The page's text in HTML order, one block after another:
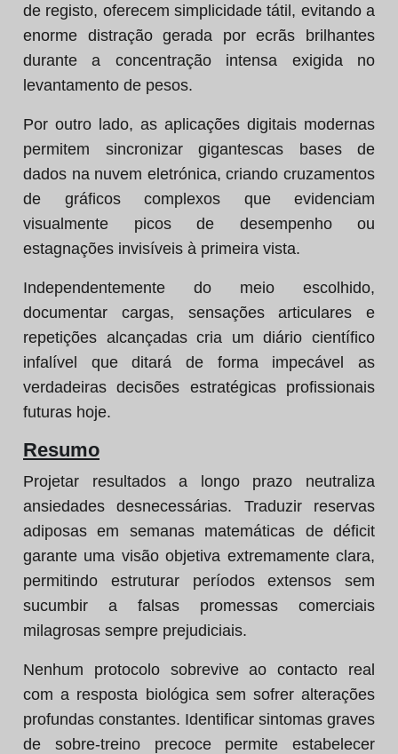
de registo, oferecem simplicidade tátil, evitando a
enorme distração gerada por ecrãs brilhantes
durante a concentração intensa exigida no
levantamento de pesos.
Por outro lado, as aplicações digitais modernas
permitem sincronizar gigantescas bases de
dados na nuvem eletrónica, criando cruzamentos
de gráficos complexos que evidenciam
visualmente picos de desempenho ou
estagnações invisíveis à primeira vista.
Independentemente do meio escolhido,
documentar cargas, sensações articulares e
repetições alcançadas cria um diário científico
infalível que ditará de forma impecável as
verdadeiras decisões estratégicas profissionais
futuras hoje.
Resumo
Projetar resultados a longo prazo neutraliza
ansiedades desnecessárias. Traduzir reservas
adiposas em semanas matemáticas de déficit
garante uma visão objetiva extremamente clara,
permitindo estruturar períodos extensos sem
sucumbir a falsas promessas comerciais
milagrosas sempre prejudiciais.
Nenhum protocolo sobrevive ao contacto real
com a resposta biológica sem sofrer alterações
profundas constantes. Identificar sintomas graves
de sobre-treino precoce permite estabelecer